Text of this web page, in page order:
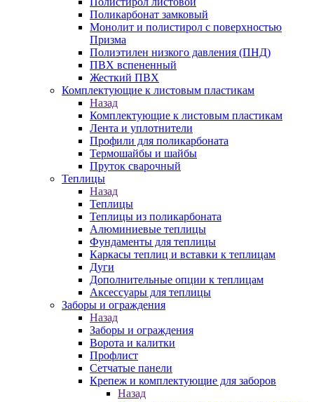
Поликарбонат замковый
Монолит и полистирол с поверхностью
Призма
Полиэтилен низкого давления (ПНД)
ПВХ вспененный
Жесткий ПВХ
Комплектующие к листовым пластикам
Назад
Комплектующие к листовым пластикам
Лента и уплотнители
Профили для поликарбоната
Термошайбы и шайбы
Пруток сварочный
Теплицы
Назад
Теплицы
Теплицы из поликарбоната
Алюминиевые теплицы
Фундаменты для теплицы
Каркасы теплиц и вставки к теплицам
Дуги
Дополнительные опции к теплицам
Аксессуары для теплицы
Заборы и ограждения
Назад
Заборы и ограждения
Ворота и калитки
Профлист
Сетчатые панели
Крепеж и комплектующие для заборов
Назад